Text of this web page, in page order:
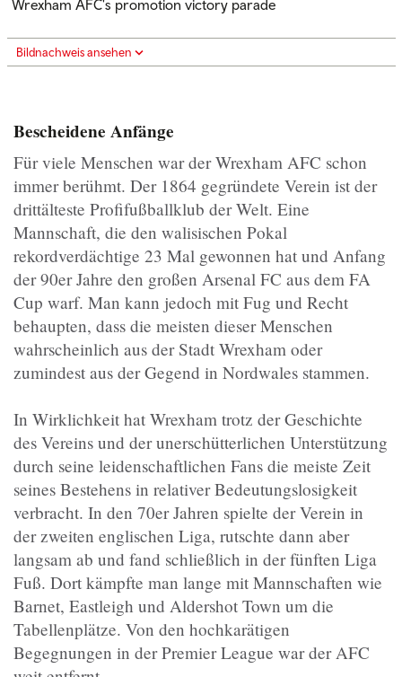
Wrexham AFC's promotion victory parade
Bildnachweis ansehen
Bescheidene Anfänge
Für viele Menschen war der Wrexham AFC schon
immer berühmt. Der 1864 gegründete Verein ist der
drittälteste Profifußballklub der Welt. Eine
Mannschaft, die den walisischen Pokal
rekordverdächtige 23 Mal gewonnen hat und Anfang
der 90er Jahre den großen Arsenal FC aus dem FA
Cup warf. Man kann jedoch mit Fug und Recht
behaupten, dass die meisten dieser Menschen
wahrscheinlich aus der Stadt Wrexham oder
zumindest aus der Gegend in Nordwales stammen.
In Wirklichkeit hat Wrexham trotz der Geschichte
des Vereins und der unerschütterlichen Unterstützung
durch seine leidenschaftlichen Fans die meiste Zeit
seines Bestehens in relativer Bedeutungslosigkeit
verbracht. In den 70er Jahren spielte der Verein in
der zweiten englischen Liga, rutschte dann aber
langsam ab und fand schließlich in der fünften Liga
Fuß. Dort kämpfte man lange mit Mannschaften wie
Barnet, Eastleigh und Aldershot Town um die
Tabellenplätze. Von den hochkarätigen
Begegnungen in der Premier League war der AFC